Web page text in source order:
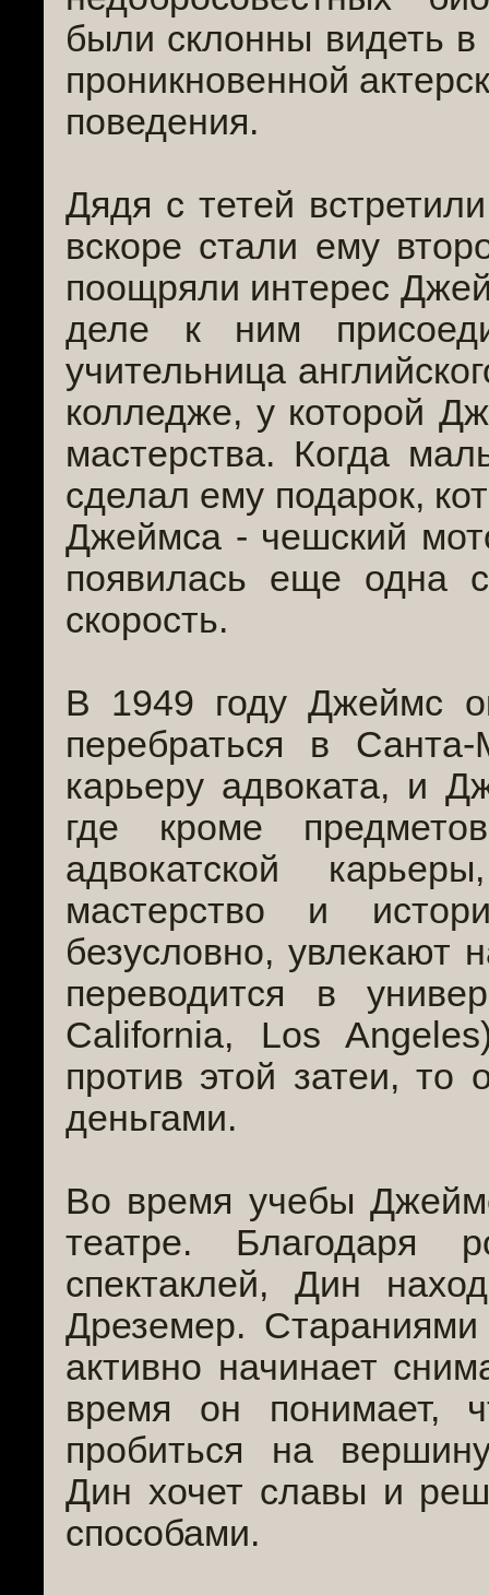
были склонны видеть в
проникновенной
поведения.
Дядя с тетей
вскоре стали ему
поощряли интерес
деле к ним
учительница
колледже, у которой
мастерства. Когда
сделал ему подарок,
Джеймса - чешский
появилась еще одна
скорость.
В 1949 году Джеймс
перебраться в
карьеру адвоката, и
где кроме
адвокатской
мастерство и
безусловно, увлекают
переводится в
California, Los
против этой затеи, то
деньгами.
Во время учебы
театре.
спектаклей, Дин
Дреземер.
активно начинает
время он понимает,
пробиться на
Дин хочет славы и
способами.